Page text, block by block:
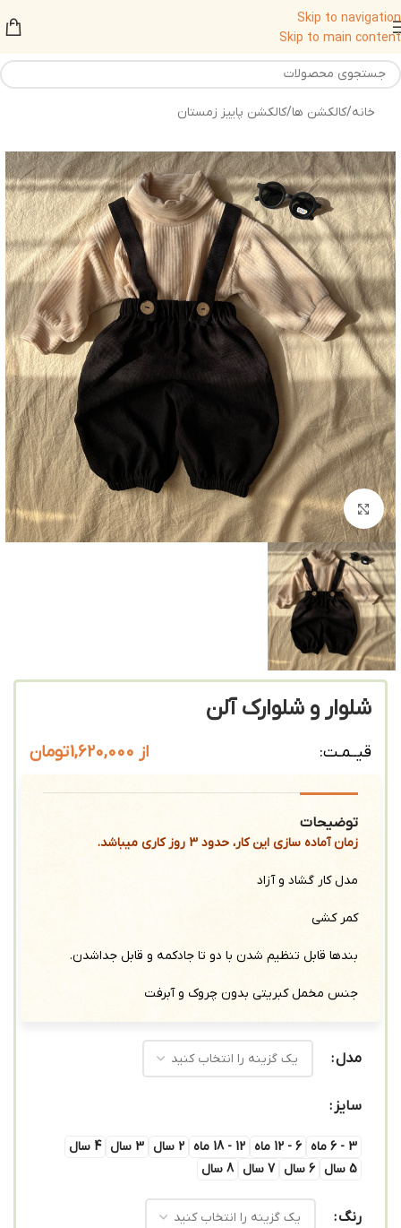
Skip to navigation
Skip to main content
خانه/کالکشن ها/کالکشن پاییز زمستان
بزرگنمایی تصویر
شلوار و شلوارک آلن
قیــمـت: از 1,620,000تومان
توضیحات
زمان آماده سازی این کار، حدود 3 روز کاری میباشد.
مدل کار گشاد و آزاد
کمر کشی
بندها قابل تنظیم شدن با دو تا جادکمه و قابل جداشدن.
جنس مخمل کبریتی بدون چروک و آبرفت
مدل
سایز
3 - 6 ماه 6 - 12 ماه 12 - 18 ماه 2 سال 3 سال
4 سال
5 سال
6 سال 7 سال 8 سال
رنگ